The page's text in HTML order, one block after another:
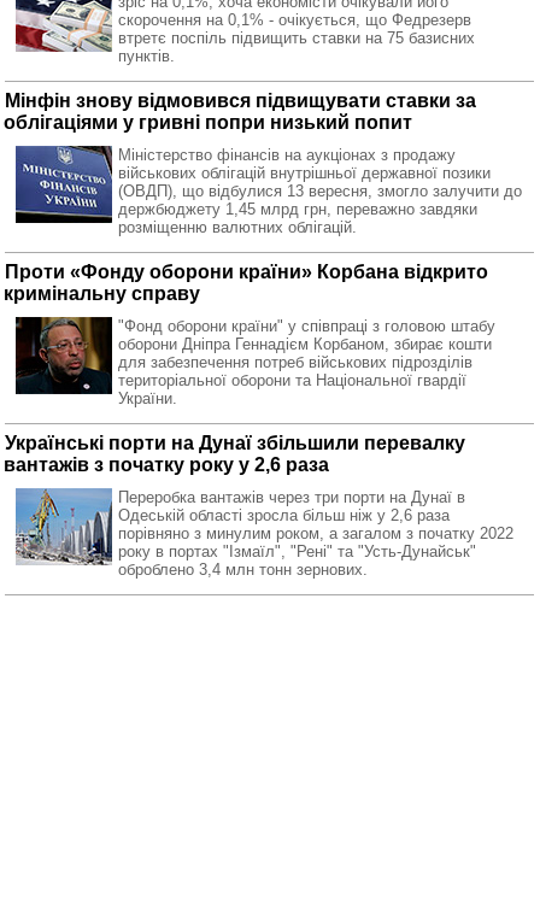
скорочення на 0,1% - очікується, що Федрезерв
втретє поспіль підвищить ставки на 75 базисних
пунктів.
Мінфін знову відмовився підвищувати ставки за
облігаціями у гривні попри низький попит
Міністерство фінансів на аукціонах з продажу
військових облігацій внутрішньої державної позики
(ОВДП), що відбулися 13 вересня, змогло залучити до
держбюджету 1,45 млрд грн, переважно завдяки
розміщенню валютних облігацій.
Проти «Фонду оборони країни» Корбана відкрито
кримінальну справу
"Фонд оборони країни" у співпраці з головою штабу
оборони Дніпра Геннадієм Корбаном, збирає кошти
для забезпечення потреб військових підрозділів
територіальної оборони та Національної гвардії
України.
Українські порти на Дунаї збільшили перевалку
вантажів з початку року у 2,6 раза
Переробка вантажів через три порти на Дунаї в
Одеській області зросла більш ніж у 2,6 раза
порівняно з минулим роком, а загалом з початку 2022
року в портах "Ізмаїл", "Рені" та "Усть-Дунайськ"
оброблено 3,4 млн тонн зернових.